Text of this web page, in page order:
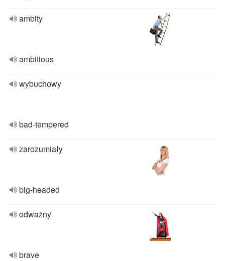
ambity
ambitious
wybuchowy
bad-tempered
zarozumiały
big-headed
odważny
brave